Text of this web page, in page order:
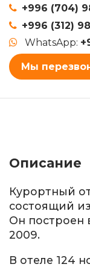
+996 (704)
+996 (312)
WhatsApp:
Мы
Описание
Курортный
состоящий
Он построен
2009.
В отеле 124